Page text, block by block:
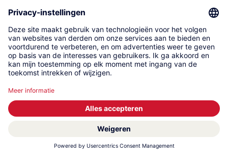
Over ons
© 2026 KWC Group Management AG
Algemene Voorwaarden
Impressum
Gegevensbescherming